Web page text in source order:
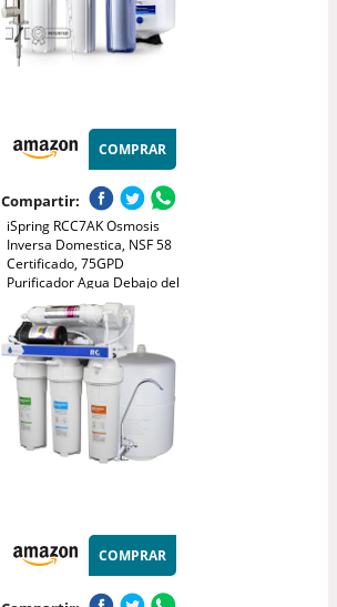
COMPRAR
Compartir:
iSpring RCC7AK Osmosis
Inversa Domestica, NSF 58
Certificado, 75GPD
Purificador Agua Debajo del
Fregadero, 6 Etapas con
Remineralización de Agua
PH+, Diseño Patentado de
Grifo para Fácil Instalación
COMPRAR